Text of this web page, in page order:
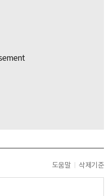
도움말 삭제기준